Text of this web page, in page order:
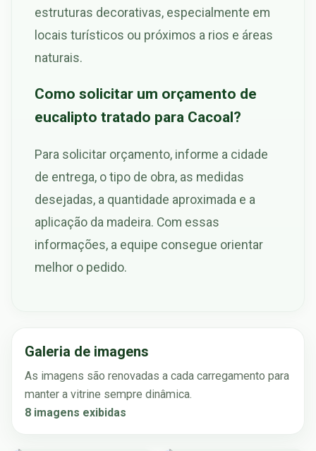
estruturas decorativas, especialmente em
locais turísticos ou próximos a rios e áreas
naturais.
Como solicitar um orçamento de
eucalipto tratado para Cacoal?
Para solicitar orçamento, informe a cidade
de entrega, o tipo de obra, as medidas
desejadas, a quantidade aproximada e a
aplicação da madeira. Com essas
informações, a equipe consegue orientar
melhor o pedido.
Galeria de imagens
As imagens são renovadas a cada carregamento para
manter a vitrine sempre dinâmica.
8 imagens exibidas